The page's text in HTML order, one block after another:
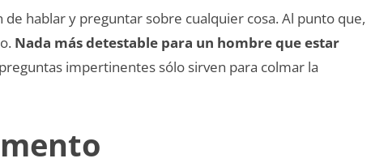
hablar y preguntar sobre cualquier cosa. Al punto que,
Nada más detestable para un hombre que estar
impertinentes sólo sirven para colmar la